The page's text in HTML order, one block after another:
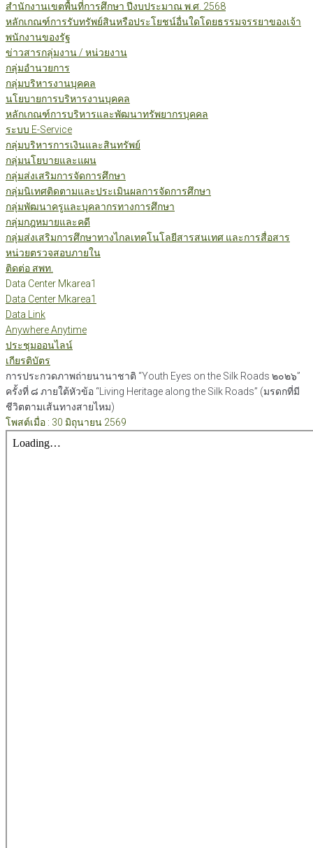
สำนักงานเขตพื้นที่การศึกษา ปีงบประมาณ พ.ศ. 2568
หลักเกณฑ์การรับทรัพย์สินหรือประโยชน์อื่นใดโดยธรรมจรรยาของเจ้า
พนักงานของรัฐ
ข่าวสารกลุ่มงาน / หน่วยงาน
กลุ่มอำนวยการ
กลุ่มบริหารงานบุคคล
นโยบายการบริหารงานบุคคล
หลักเกณฑ์การบริหารและพัฒนาทรัพยากรบุคคล
ระบบ E-Service
กลุ่มบริหารการเงินและสินทรัพย์
กลุ่มนโยบายและแผน
กลุ่มส่งเสริมการจัดการศึกษา
กลุ่มนิเทศติดตามและประเมินผลการจัดการศึกษา
กลุ่มพัฒนาครูและบุคลากรทางการศึกษา
กลุ่มกฎหมายและคดี
กลุ่มส่งเสริมการศึกษาทางไกลเทคโนโลยีสารสนเทศ และการสื่อสาร
หน่วยตรวจสอบภายใน
ติดต่อ สพท.
Data Center Mkarea1
Data Center Mkarea1
Data Link
Anywhere Anytime
ประชุมออนไลน์
เกียรติบัตร
การประกวดภาพถ่ายนานาชาติ “Youth Eyes on the Silk Roads ๒๐๒๖”
ครั้งที่ ๘ ภายใต้หัวข้อ “Living Heritage along the Silk Roads” (มรดกที่มี
ชีวิตตามเส้นทางสายไหม)
โพสต์เมื่อ : 30 มิถุนายน 2569